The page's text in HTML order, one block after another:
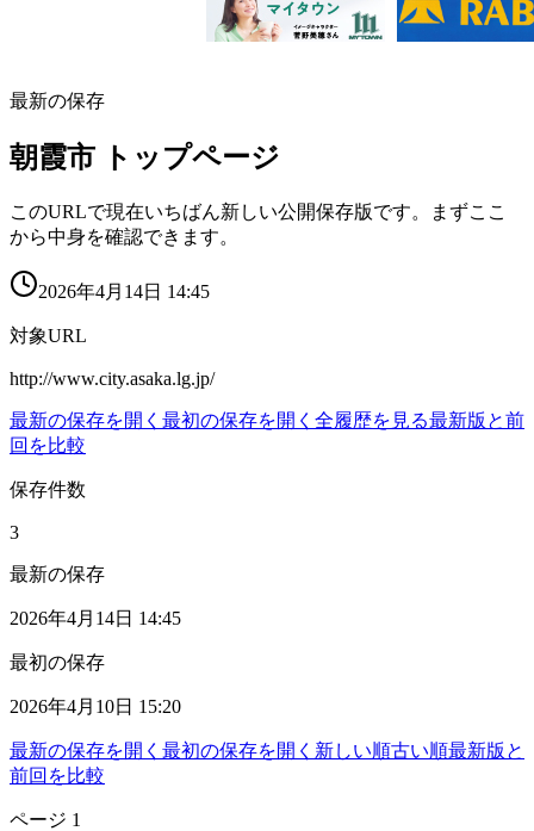
最新の保存
朝霞市 トップページ
このURLで現在いちばん新しい公開保存版です。まずここ
から中身を確認できます。
2026年4月14日 14:45
対象URL
http://www.city.asaka.lg.jp/
最新の保存を開く 最初の保存を開く 全履歴を見る最新版と前
回を比較
保存件数
3
最新の保存
2026年4月14日 14:45
最初の保存
2026年4月10日 15:20
最新の保存を開く 最初の保存を開く 新しい順古い順最新版と
前回を比較
ページ 1